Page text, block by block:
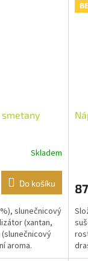
Skladem
Do košíku
%), slunečnicový
(xantan,
aroma.